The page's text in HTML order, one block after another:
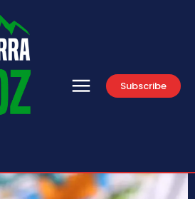
Subscribe